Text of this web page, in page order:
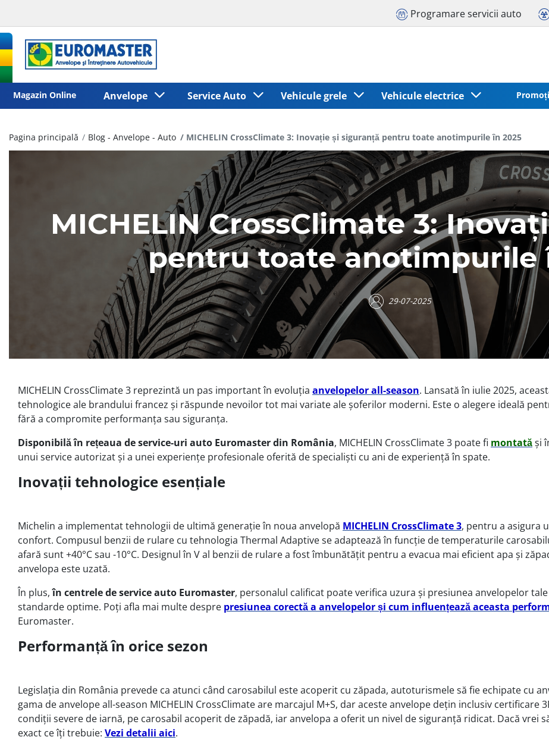
Programare servicii auto
Magazin Online Anvelope Service Auto Vehicule grele Vehicule electrice
Pagina principală Blog - Anvelope - Auto MICHELIN CrossClimate 3: Inovație și siguranță pentru toate anotimpurile în 2025
MICHELIN CrossClimate 3:
pentru toate anotimpurile
29-07-2025
MICHELIN CrossClimate 3 reprezintă un pas important în evoluția anvelopelor all-season. Lansată în iulie 2025,
tehnologice ale brandului francez și răspunde nevoilor tot mai variate ale șoferilor moderni. Este o alegere ideală
fără a compromite performanța sau siguranța.
Disponibilă în rețeaua de service-uri auto Euromaster din România, MICHELIN CrossClimate 3 poate fi montatăși
unui service autorizat și a unei experiențe profesionale oferită de specialiști cu ani de experiență în spate.
Inovații tehnologice esențiale
Michelin a implementat tehnologii de ultimă generație în noua anvelopă MICHELIN CrossClimate 3, pentru a asigura
confort. Compusul benzii de rulare cu tehnologia Thermal Adaptive se adaptează în funcție de temperaturile
afară sunt +40°C sau -10°C. Designul în V al benzii de rulare a fost îmbunătățit pentru a evacua mai eficient apa și
anvelopa este uzată.
În plus,în centrele de service auto Euromaster, personalul calificat poate verifica uzura și presiunea anvelopelor
standarde optime. Poți afla mai multe despre presiunea corectă a anvelopelor și cum influențează aceasta
Euromaster.
Performanță în orice sezon
Legislația din România prevede ca atunci când carosabilul este acoperit cu zăpada, autoturismele să fie echipate cu
gama de anvelope all-season MICHELIN CrossClimate are marcajul M+S, dar aceste anvelope dețin inclusiv certificare
condiții severe de iarnă, pe carosabil acoperit de zăpadă, iar anvelopa a oferit un nivel de siguranță ridicat. Dacă vrei
exact ce îți trebuie: Vezi detalii aici.